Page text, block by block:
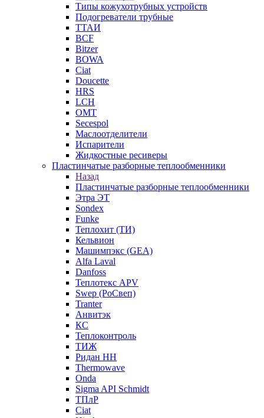
Типы кожухотрубных устройств
Подогреватели трубные
ТТАИ
BCF
Bitzer
BOWA
Ciat
Doucette
HRS
LCH
OMT
Secespol
Маслоотделители
Испарители
Жидкостные ресиверы
Пластинчатые разборные теплообменники
Назад
Пластинчатые разборные теплообменники
Этра ЭТ
Sondex
Funke
Теплохит (ТИ)
Кельвион
Машимпэкс (GEA)
Alfa Laval
Danfoss
Теплотекс APV
Swep (РоСвеп)
Tranter
Анвитэк
КС
Теплоконтроль
ТИЖ
Ридан НН
Thermowave
Onda
Sigma API Schmidt
ТПлР
Ciat